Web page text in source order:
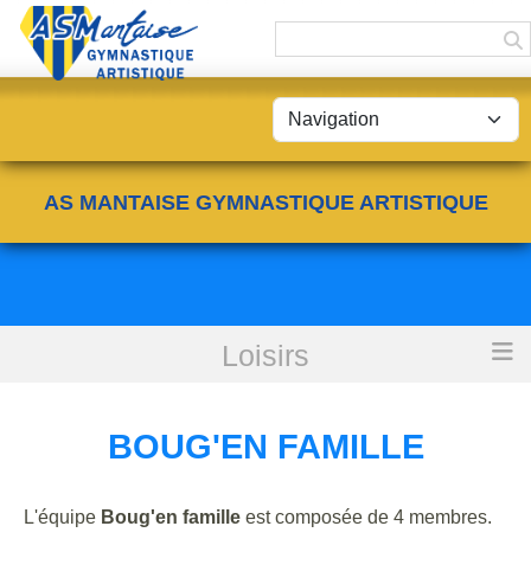
AS MANTAISE GYMNASTIQUE ARTISTIQUE
Loisirs
Boug'en famille
BOUG'EN FAMILLE
L'équipe Boug'en famille est composée de 4 membres.
Panneau de gestion des cookies